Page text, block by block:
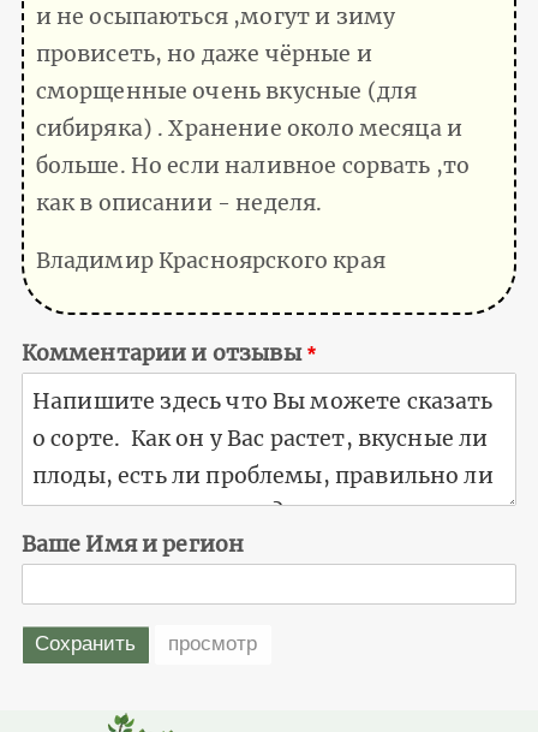
и не осыпаються ,могут и зиму
провисеть, но даже чёрные и
сморщенные очень вкусные (для
сибиряка) . Хранение около месяца и
больше. Но если наливное сорвать ,то
как в описании - неделя.
Владимир Красноярского края
Комментарии и отзывы
Ваше Имя и регион